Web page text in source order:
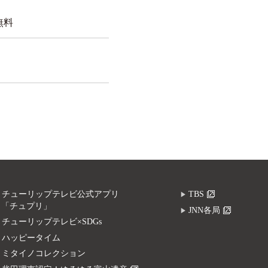
料
チューリップテレビ公式アプリ
「チュプリ」
チューリップテレビ×SDGs
ハッピータイム
ミタイノコレクション
TBS
JNN各局